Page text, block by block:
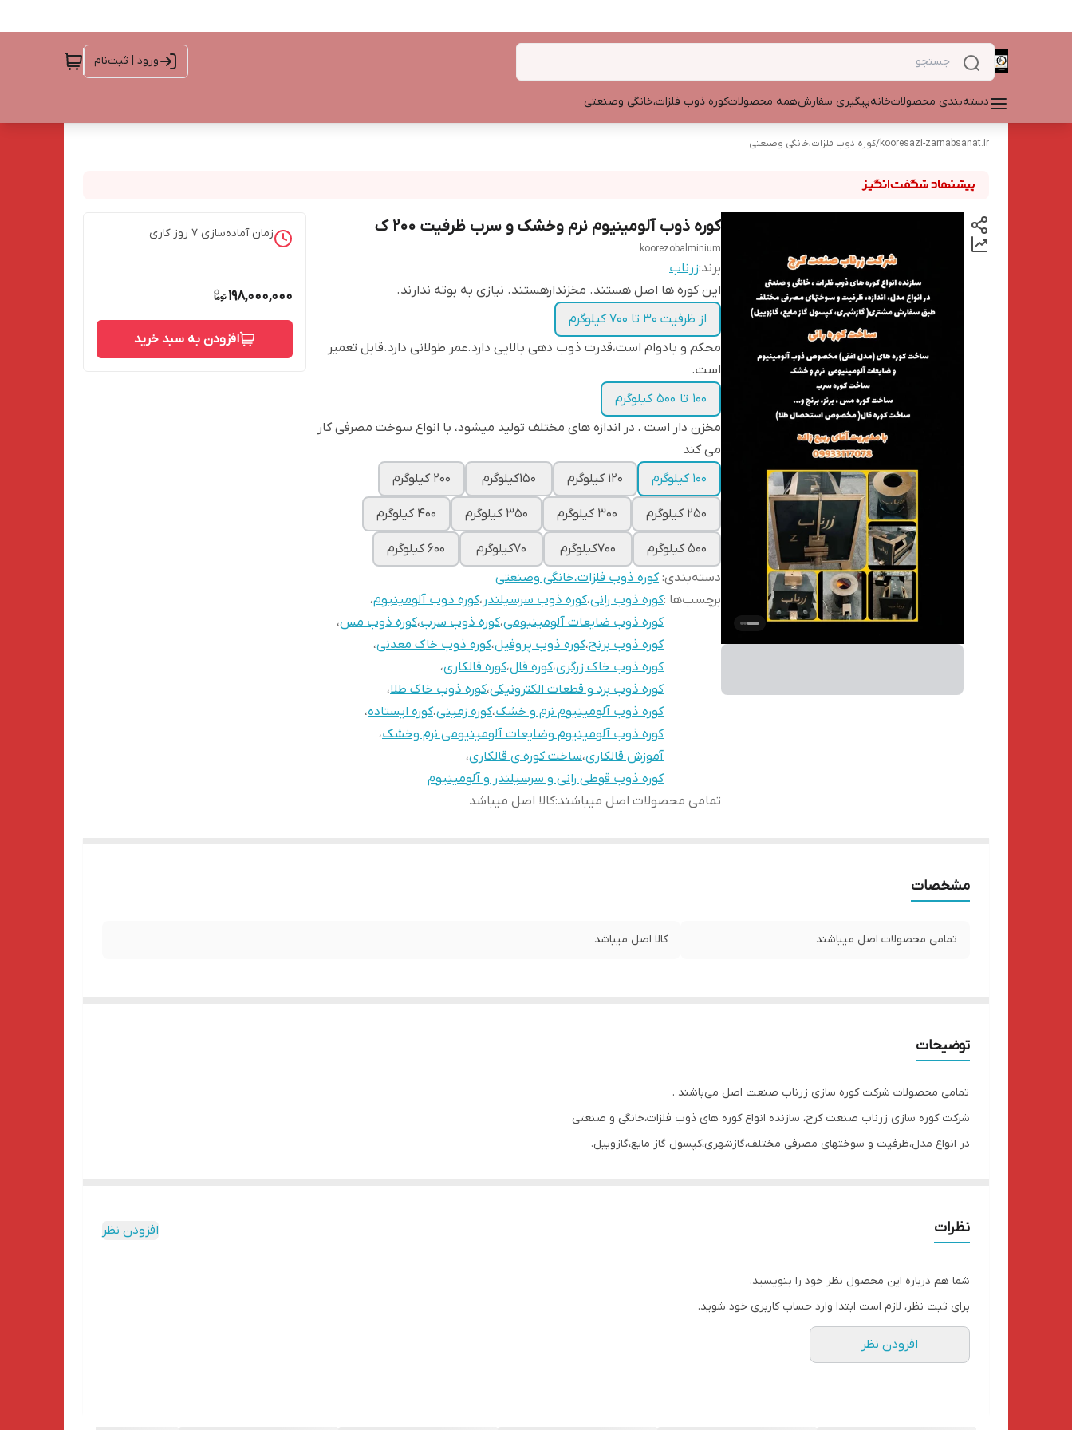
ورود | ثبت‌نام
دسته‌بندی محصولاتخانهپیگیری سفارشهمه محصولاتکوره ذوب فلزات،خانگی وصنعتی
kooresazi-zarnabsanat.ir
/کوره ذوب فلزات،خانگی وصنعتی
کوره ذوب آلومینیوم نرم وخشک و سرب ظرفیت ۲۰۰ ک
koorezobalminium
برند:زرناب
این کوره ها اصل هستند. مخزندارهستند. نیازی به بوته ندارند.
از ظرفیت ۳۰ تا ۷۰۰ کیلوگرم
محکم و بادوام است،قدرت ذوب دهی بالایی دارد.عمر طولانی دارد.قابل تعمیر
است.
۱۰۰ تا ۵۰۰ کیلوگرم
مخزن دار است ، در اندازه های مختلف تولید میشود، با انواع سوخت مصرفی کار
می کند
۱۰۰ کیلوگرم
۱۲۰ کیلوگرم ۱۵۰کیلوگرم ۲۰۰ کیلوگرم
۲۵۰ کیلوگرم ۳۰۰ کیلوگرم ۳۵۰ کیلوگرم ۴۰۰ کیلوگرم
۵۰۰ کیلوگرم ۷۰۰کیلوگرم ۷۰کیلوگرم
۶۰۰ کیلوگرم
دسته‌بندی:کوره ذوب فلزات،خانگی وصنعتی
برچسب‌ها :کوره ذوب رانی،کوره ذوب سرسیلندر ،کوره ذوب آلومینیوم،
کوره ذوب ضایعات آلومینیومی،کوره ذوب سرب،کوره ذوب مس،
کوره ذوب برنج،کوره ذوب پروفیل،کوره ذوب خاک معدنی،
کوره ذوب خاک زرگری،کوره قال،کوره قالکاری،
کوره ذوب برد و قطعات الکترونیکی،کوره ذوب خاک طلا،
کوره ذوب آلومینیوم نرم و خشک،کوره زمینی،کوره ایستاده،
کوره ذوب آلومینیوم وضایعات آلومینیومی نرم وخشک،
آموزش قالکاری،ساخت کوره ی قالکاری،
کوره ذوب قوطی رانی و سرسیلندر و آلومینیوم
تمامی محصولات اصل میباشند:کالا اصل میباشد
زمان آماده‌سازی 7 روز کاری
198,000,000
افزودن به سبد خرید
مشخصات
تمامی محصولات اصل میباشند کالا اصل میباشد
توضیحات
تمامی محصولات شرکت کوره سازی زرناب صنعت اصل می‌باشند .
شرکت کوره سازی زرناب صنعت کرج، سازنده انواع کوره های ذوب فلزات،خانگی و صنعتی
در انواع مدل،ظرفیت و سوختهای مصرفی مختلف،گازشهری،کپسول گاز مایع،گازوییل.
این کوره ها مخزن دار هستند. قوی و محکم و بادوام هستند،عمر طولانی دارند و در صورت آسیب دیدگی قابل تعمیر هستند.
با انواع سوخت مصرفی کار میکنند.
برای ثبت سفارش و خرید میتوانید بصورت حضوری و غیر حضوری و تلفنی اقدام نمایید.
بازدید از محصولات قبل از خرید برای مشتریان گرامی بلامانع است.
نظرات افزودن نظر
شما هم درباره این محصول نظر خود را بنویسید.
برای ثبت نظر، لازم است ابتدا وارد حساب کاربری خود شوید.
افزودن نظر